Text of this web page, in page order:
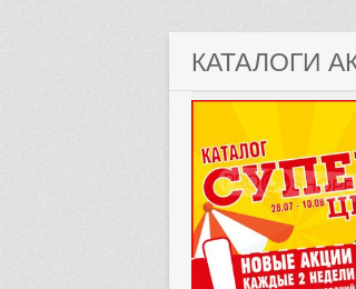
КАТАЛОГИ